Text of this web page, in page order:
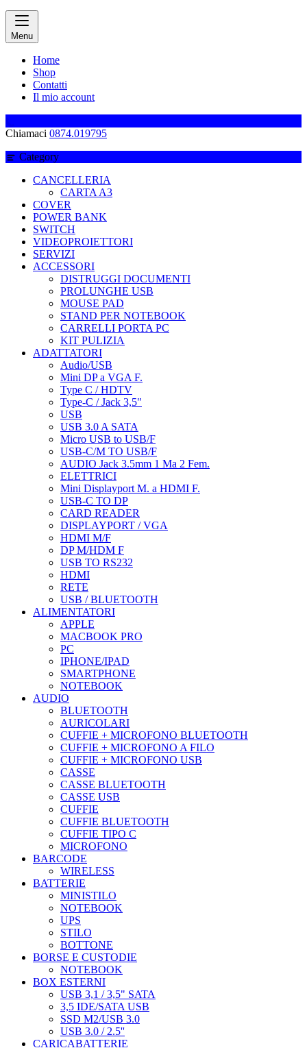
Menu
Home
Shop
Contatti
Il mio account
Chiamaci 0874.019795
Category
CANCELLERIA
CARTA A3
COVER
POWER BANK
SWITCH
VIDEOPROIETTORI
SERVIZI
ACCESSORI
DISTRUGGI DOCUMENTI
PROLUNGHE USB
MOUSE PAD
STAND PER NOTEBOOK
CARRELLI PORTA PC
KIT PULIZIA
ADATTATORI
Audio/USB
Mini DP a VGA F.
Type C / HDTV
Type-C / Jack 3,5"
USB
USB 3.0 A SATA
Micro USB to USB/F
USB-C/M TO USB/F
AUDIO Jack 3.5mm 1 Ma 2 Fem.
ELETTRICI
Mini Displayport M. a HDMI F.
USB-C TO DP
CARD READER
DISPLAYPORT / VGA
HDMI M/F
DP M/HDM F
USB TO RS232
HDMI
RETE
USB / BLUETOOTH
ALIMENTATORI
APPLE
MACBOOK PRO
PC
IPHONE/IPAD
SMARTPHONE
NOTEBOOK
AUDIO
BLUETOOTH
AURICOLARI
CUFFIE + MICROFONO BLUETOOTH
CUFFIE + MICROFONO A FILO
CUFFIE + MICROFONO USB
CASSE
CASSE BLUETOOTH
CASSE USB
CUFFIE
CUFFIE BLUETOOTH
CUFFIE TIPO C
MICROFONO
BARCODE
WIRELESS
BATTERIE
MINISTILO
NOTEBOOK
UPS
STILO
BOTTONE
BORSE E CUSTODIE
NOTEBOOK
BOX ESTERNI
USB 3,1 / 3,5" SATA
3,5 IDE/SATA USB
SSD M2/USB 3.0
USB 3.0 / 2.5''
CARICABATTERIE